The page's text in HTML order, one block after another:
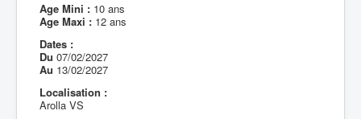
Age Mini : 10 ans
Age Maxi : 12 ans
Dates :
Du 07/02/2027
Au 13/02/2027
Localisation :
Arolla VS